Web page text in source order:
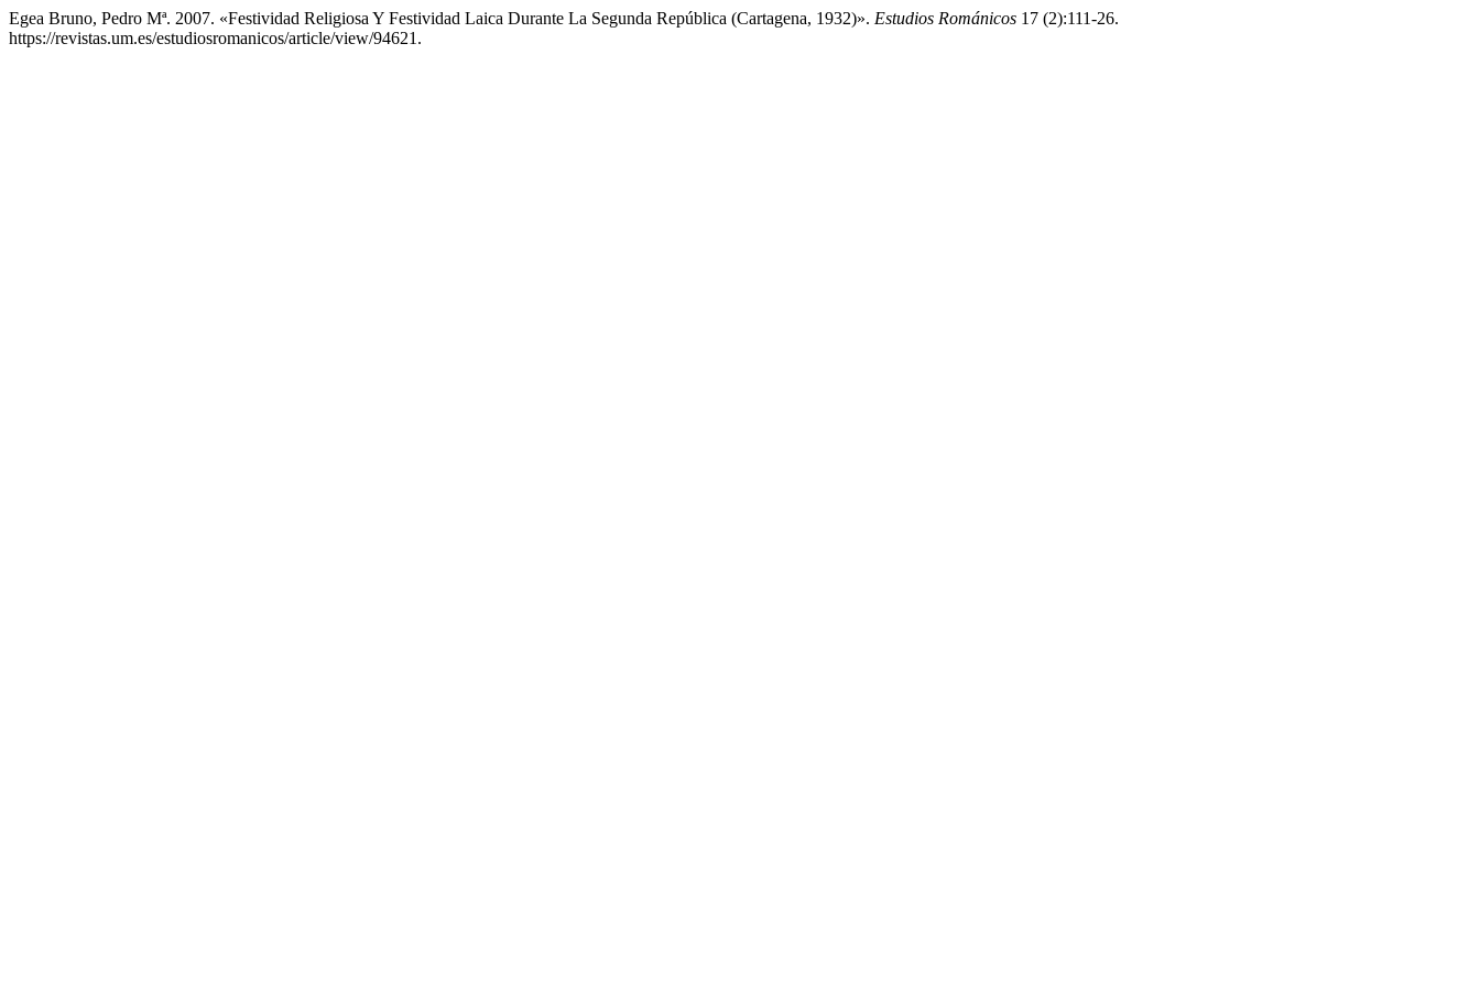
Egea Bruno, Pedro Mª. 2007. «Festividad Religiosa Y Festividad Laica Durante La Segunda República (Cartagena, 1932)». Estudios Románicos 17 (2):111-26.
https://revistas.um.es/estudiosromanicos/article/view/94621.